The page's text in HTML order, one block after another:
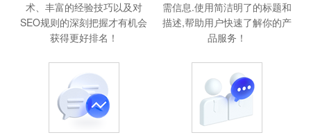
术、丰富的经验技巧以及对
SEO规则的深刻把握才有机会
获得更好排名！
需信息.使用简洁明了的标题和
描述,帮助用户快速了解你的产
品服务！